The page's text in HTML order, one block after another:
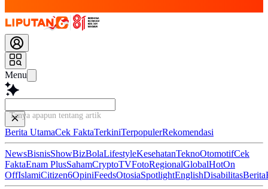
Menu
Tanya apapun tentang artikel ini...
Berita UtamaCek FaktaTerkiniTerpopulerRekomendasi
NewsBisnisShowBizBolaLifestyleKesehatanTeknoOtomotifCek
FaktaEnam PlusSahamCryptoTVFotoRegionalGlobalHotOn
OffIslamiCitizen6OpiniFeedsOtosiaSpotlightEnglishDisabilitasBerita